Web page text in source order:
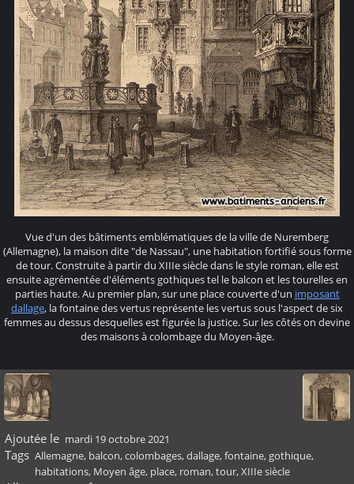
Vue d'un des bâtiments emblématiques de la ville de Nuremberg
(Allemagne), la maison dite "de Nassau", une habitation fortifié sous forme
de tour. Construite à partir du XIIIe siècle dans le style roman, elle est
ensuite agrémentée d'éléments gothiques tel le balcon et les tourelles en
parties haute. Au premier plan, sur une place couverte d'un imposant
dallage, la fontaine des vertus représente les vertus sous l'aspect de six
femmes au dessus desquelles est figurée la justice. Sur les côtés on devine
des maisons à colombage du Moyen-âge.
Ajoutée le mardi 19 octobre 2021
Tags Allemagne, balcon,colombages,dallage,fontaine, gothique,
habitations, Moyen âge, place, roman,tour,XIIIe siècle